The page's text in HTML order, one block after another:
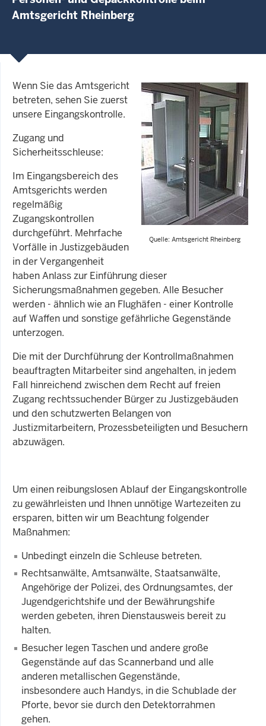
Amtsgericht Rheinberg
Quelle: Amtsgericht Rheinberg
Wenn Sie das Amtsgericht
betreten, sehen Sie zuerst
unsere Eingangskontrolle.
Zugang und
Sicherheitsschleuse:
Im Eingangsbereich des
Amtsgerichts werden
regelmäßig
Zugangskontrollen
durchgeführt. Mehrfache
Vorfälle in Justizgebäuden
in der Vergangenheit
haben Anlass zur Einführung dieser
Sicherungsmaßnahmen gegeben. Alle Besucher
werden - ähnlich wie an Flughäfen - einer Kontrolle
auf Waffen und sonstige gefährliche Gegenstände
unterzogen.
Die mit der Durchführung der Kontrollmaßnahmen
beauftragten Mitarbeiter sind angehalten, in jedem
Fall hinreichend zwischen dem Recht auf freien
Zugang rechtssuchender Bürger zu Justizgebäuden
und den schutzwerten Belangen von
Justizmitarbeitern, Prozessbeteiligten und Besuchern
abzuwägen.
Um einen reibungslosen Ablauf der Eingangskontrolle
zu gewährleisten und Ihnen unnötige Wartezeiten zu
ersparen, bitten wir um Beachtung folgender
Maßnahmen:
Unbedingt einzeln die Schleuse betreten.
Rechtsanwälte, Amtsanwälte, Staatsanwälte,
Angehörige der Polizei, des Ordnungsamtes, der
Jugendgerichtshife und der Bewährungshife
werden gebeten, ihren Dienstausweis bereit zu
halten.
Besucher legen Taschen und andere große
Gegenstände auf das Scannerband und alle
anderen metallischen Gegenstände,
insbesondere auch Handys, in die Schublade der
Pforte, bevor sie durch den Detektorrahmen
gehen.